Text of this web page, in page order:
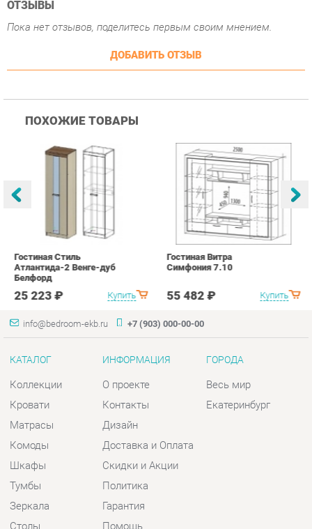
ПОХОЖИЕ ТОВАРЫ
Атлантида-2 Венге-дуб
Белфорд
25 223 ₽ Купить
Гостиная Витра
Симфония 7.10
55 482 ₽
info@bedroom-ekb.ru +7 (903) 000-00-00
КАТАЛОГ
Коллекции
Матрасы
Шкафы
Тумбы
Зеркала
Столы
Мягкая мебель
Комплектующие
ИНФОРМАЦИЯ
О проекте
Дизайн
Скидки и Акции
Политика
Гарантия
Помощь
ГОРОДА
Весь мир
Шоурум и склад самовывоза